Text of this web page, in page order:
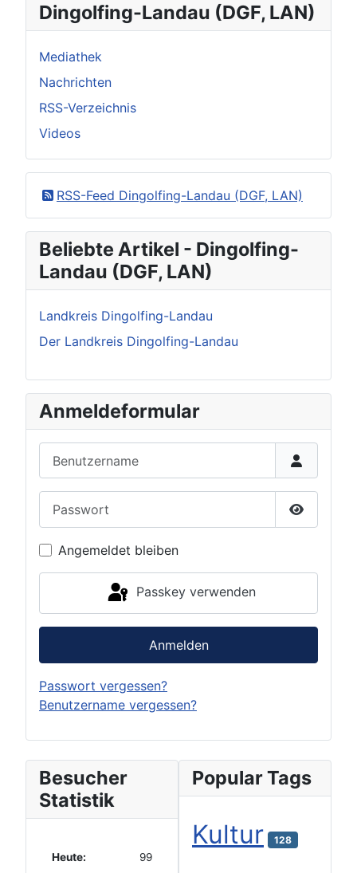
Dingolfing-Landau (DGF, LAN)
Mediathek
Nachrichten
RSS-Verzeichnis
Videos
RSS-Feed Dingolfing-Landau (DGF, LAN)
Beliebte Artikel - Dingolfing-
Landau (DGF, LAN)
Landkreis Dingolfing-Landau
Der Landkreis Dingolfing-Landau
Anmeldeformular
Passwort
Angemeldet bleiben
Passkey verwenden
Anmelden
Passwort vergessen?
Benutzername vergessen?
Besucher
Statistik
Heute: 99
Popular Tags
Kultur 128